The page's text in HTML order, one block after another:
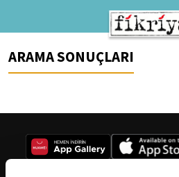
ARAMA SONUÇLARI